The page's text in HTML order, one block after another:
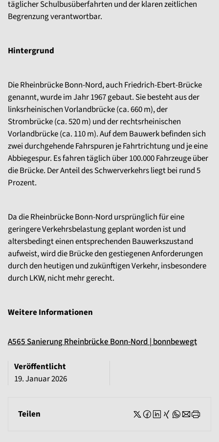
täglicher Schulbusüberfahrten und der klaren zeitlichen
Begrenzung verantwortbar.
Hintergrund
Die Rheinbrücke Bonn-Nord, auch Friedrich-Ebert-Brücke
genannt, wurde im Jahr 1967 gebaut. Sie besteht aus der
linksrheinischen Vorlandbrücke (ca. 660 m), der
Strombrücke (ca. 520 m) und der rechtsrheinischen
Vorlandbrücke (ca. 110 m). Auf dem Bauwerk befinden sich
zwei durchgehende Fahrspuren je Fahrtrichtung und je eine
Abbiegespur. Es fahren täglich über 100.000 Fahrzeuge über
die Brücke. Der Anteil des Schwerverkehrs liegt bei rund 5
Prozent.
Da die Rheinbrücke Bonn-Nord ursprünglich für eine
geringere Verkehrsbelastung geplant worden ist und
altersbedingt einen entsprechenden Bauwerkszustand
aufweist, wird die Brücke den gestiegenen Anforderungen
durch den heutigen und zukünftigen Verkehr, insbesondere
durch LKW, nicht mehr gerecht.
Weitere Informationen
A565 Sanierung Rheinbrücke Bonn-Nord | bonnbewegt
Veröffentlicht
19. Januar 2026
Teilen